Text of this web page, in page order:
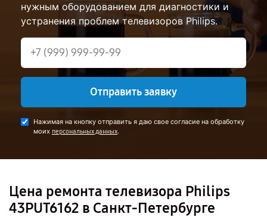
нужным оборудованием для диагностики и
устранения проблем телевизоров Philips.
Отправить заявку
Нажимая на кнопку отправить я даю свое согласие на обработку
моих персональных данных.
Цена ремонта телевизора Philips
43PUT6162 в Санкт-Петербурге